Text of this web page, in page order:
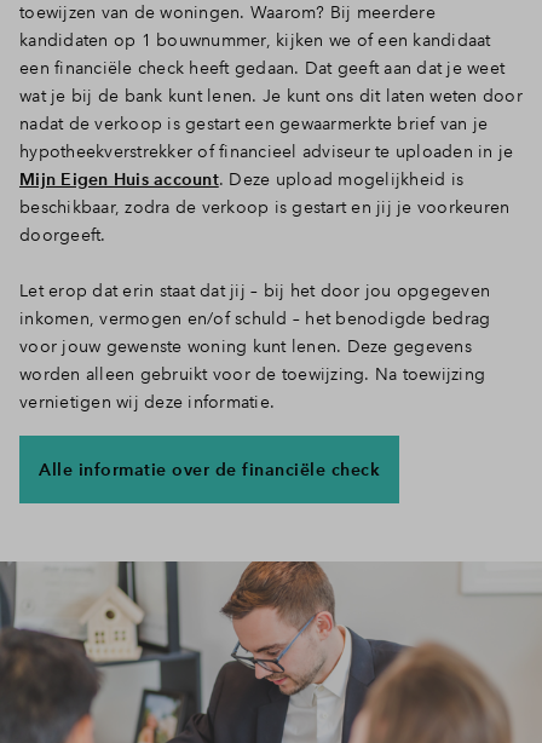
Inloggen
toewijzen van de woningen. Waarom? Bij meerdere
kandidaten op 1 bouwnummer, kijken we of een kandidaat
een financiële check heeft gedaan. Dat geeft aan dat je weet
wat je bij de bank kunt lenen. Je kunt ons dit laten weten door
nadat de verkoop is gestart een gewaarmerkte brief van je
hypotheekverstrekker of financieel adviseur te uploaden in je
Mijn Eigen Huis account. Deze upload mogelijkheid is
beschikbaar, zodra de verkoop is gestart en jij je voorkeuren
doorgeeft.
Let erop dat erin staat dat jij – bij het door jou opgegeven
inkomen, vermogen en/of schuld – het benodigde bedrag
voor jouw gewenste woning kunt lenen. Deze gegevens
worden alleen gebruikt voor de toewijzing. Na toewijzing
vernietigen wij deze informatie.
Alle informatie over de financiële check